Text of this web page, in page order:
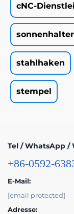
cNC-
sonnenhalter
stahlhaken
stempel
Tel / WhatsApp /
+86-0592-
E-Mail:
[email protected]
Adresse: